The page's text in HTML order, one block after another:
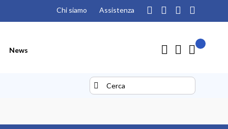
Chi siamo Assistenza
News Carrello
Il mio
Search
Search